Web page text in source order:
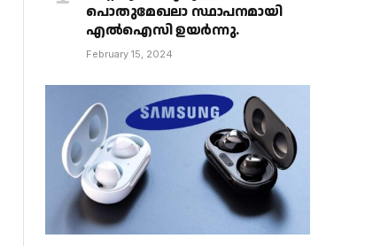
പൊതുമേഖലാ സ്ഥാപനമായി
എൽഐസി ഉയർന്നു.
February 15, 2024